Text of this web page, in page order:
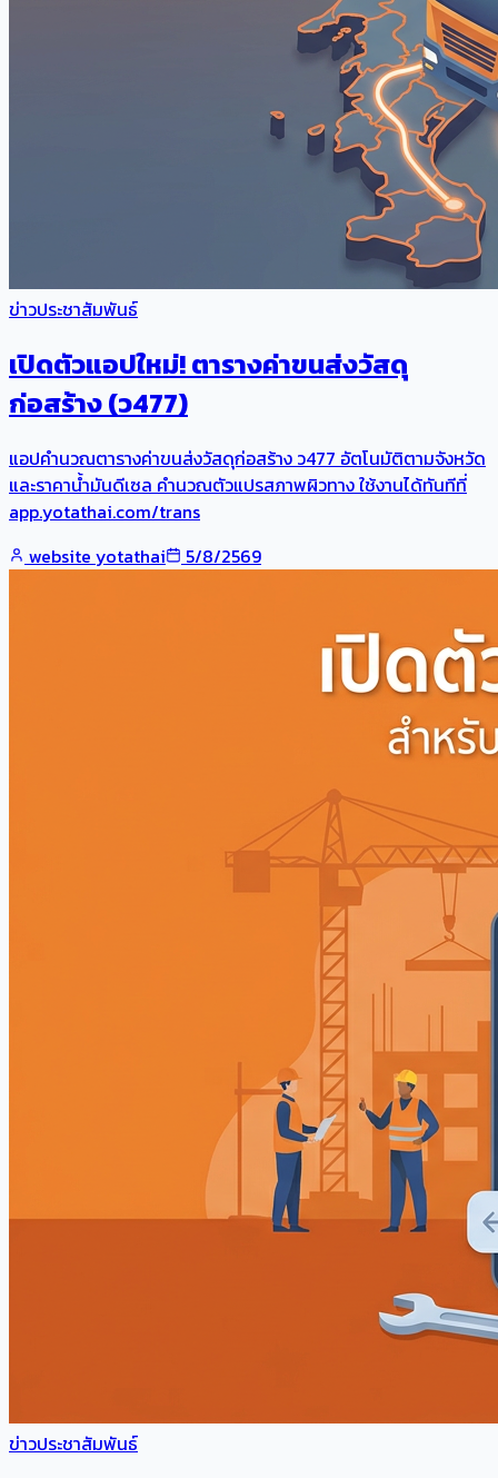
ข่าวประชาสัมพันธ์
เปิดตัวแอปใหม่! ตารางค่าขนส่งวัสดุ
ก่อสร้าง (ว477)
แอปคำนวณตารางค่าขนส่งวัสดุก่อสร้าง ว477 อัตโนมัติตามจังหวัด
และราคาน้ำมันดีเซล คำนวณตัวแปรสภาพผิวทาง ใช้งานได้ทันทีที่
app.yotathai.com/trans
website yotathai
5/8/2569
ข่าวประชาสัมพันธ์